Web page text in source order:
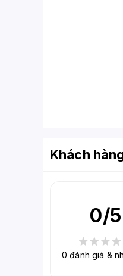
Khách
0/5
0 đánh giá &